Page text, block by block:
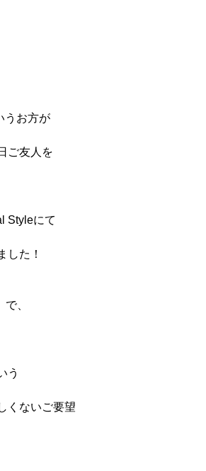
うお方が
ご友人を
Styleにて
した！
、
う
くないご要望